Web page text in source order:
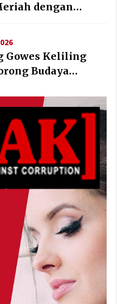
dengan
Gowes Keliling
Budaya